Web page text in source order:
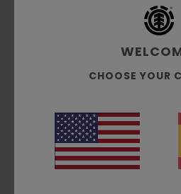
Puntuación
5.0
basado en1 reseñas
El 100% de nuestros
CHOOSE YOUR